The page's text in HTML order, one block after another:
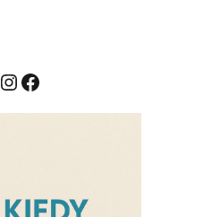
Instagram
Facebook